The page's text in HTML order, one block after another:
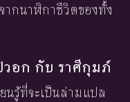
กนาฬิกาชีวิตของทั้ง
วอก กับ ราศีกุมภ์
นรู้ที่จะเป็นล่ามแปล